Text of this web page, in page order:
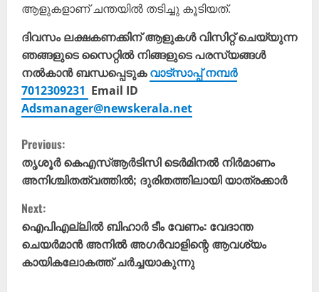
ആളുകളാണ് ചന്തയിൽ തടിച്ചു കൂടിയത്.
ദിവസം ലക്ഷകണക്കിന് ആളുകൾ വിസിറ്റ് ചെയ്യുന്ന
ഞങ്ങളുടെ സൈറ്റിൽ നിങ്ങളുടെ പരസ്യങ്ങൾ
നൽകാൻ ബന്ധപ്പെടുകവാട്സാപ്പ് നമ്പർ
7012309231 Email ID
Adsmanager@newskerala.net
C
o
n
t
i
Previous:
തൃശൂർ കെഎസ്ആർടിസി ടെർമിനൽ നിർമാണം
അനിശ്ചിതത്വത്തിൽ; ദുരിതത്തിലായി യാത്രക്കാർ
Next:
ഐപിഎല്ലിൽ ബിഹാർ ടീം വേണം: വേദാന്ത
ചെയർമാൻ അനിൽ അഗർവാളിന്റെ ആവശ്യം
കായികലോകത്ത് ചർച്ചയാകുന്നു